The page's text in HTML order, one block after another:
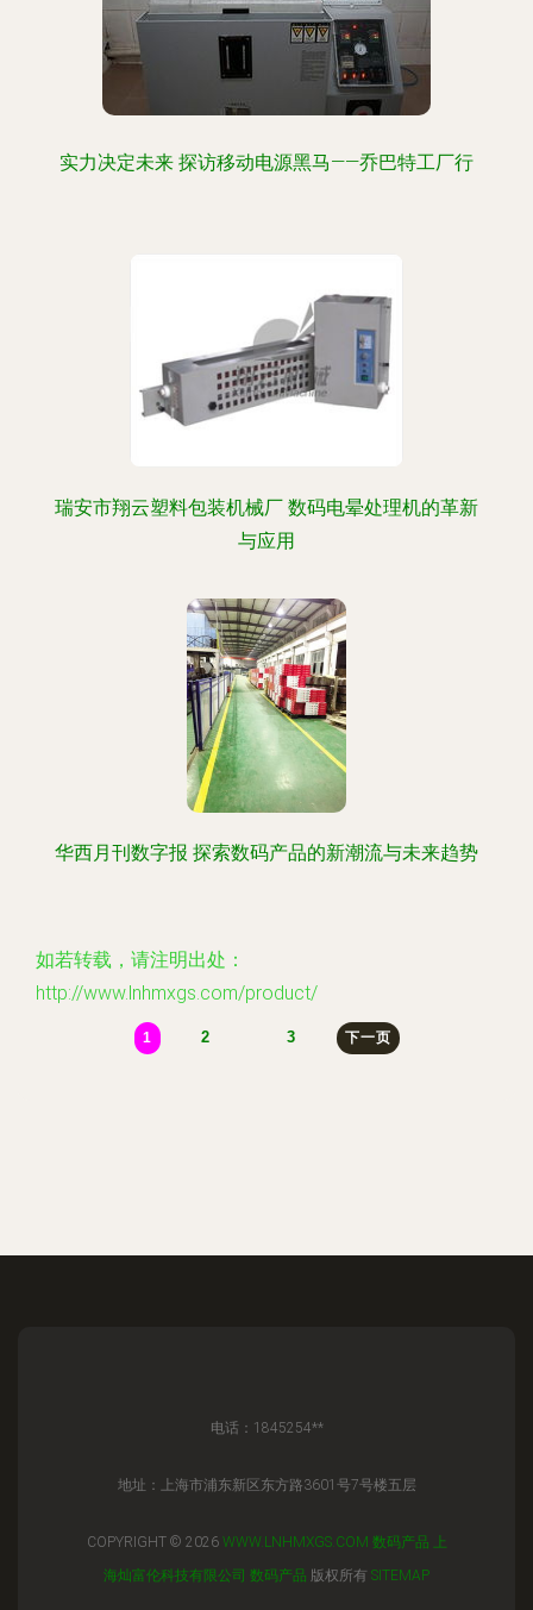
实力决定未来 探访移动电源黑马——乔巴特工厂行
瑞安市翔云塑料包装机械厂 数码电晕处理机的革新
与应用
华西月刊数字报 探索数码产品的新潮流与未来趋势
如若转载，请注明出处：
http://www.lnhmxgs.com/product/
1 2 3 下一页
电话：1845254**
地址：上海市浦东新区东方路3601号7号楼五层
COPYRIGHT © 2026 WWW.LNHMXGS.COM 数码产品
上
海灿富伦科技有限公司 数码产品 版权所有 SITEMAP